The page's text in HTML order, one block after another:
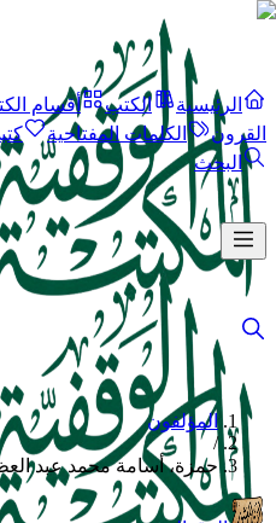
الرئيسية الكتب أقسام
القرون
الكلمات المفتاحية
البحث
المؤلفون
/
حمزة، أسامة محمد عبد